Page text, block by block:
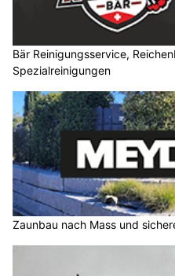
Bär Reinigungsservice,
Spezialreinigungen
Zaunbau nach Mass und